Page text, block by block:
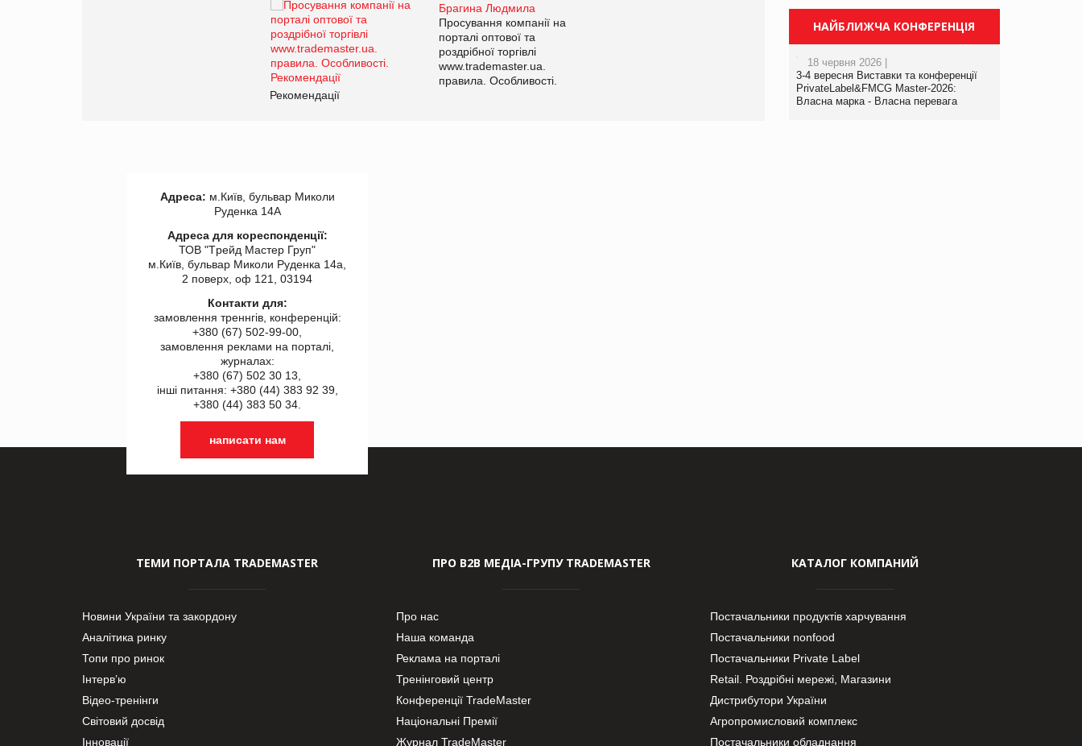
Брагина Людмила
Просування компанії на
порталі оптової та
роздрібної торгівлі
www.trademaster.ua.
правила. Особливості.
Рекомендації
Брагина Людмила
Просування компанії на
www.trademaster.ua.
правила. Особливості.
НАЙБЛИЖЧА КОНФЕРЕНЦІЯ
18 червня 2026 |
3-4 вересня Виставки та конференції
PrivateLabel&FMCG Master-2026:
Власна марка - Власна перевага
Адреса: м.Київ, бульвар Миколи
Руденка 14А
Адреса для кореспонденції:
ТОВ "Tрейд Мастер Груп"
м.Київ, бульвар Миколи Руденка 14а,
2 поверх, оф 121, 03194
Контакти для:
замовлення треннгів, конференцій:
+380 (67) 502-99-00,
замовлення реклами на порталі,
журналах:
+380 (67) 502 30 13,
інші питання: +380 (44) 383 92 39,
+380 (44) 383 50 34.
написати нам
ТЕМИ ПОРТАЛА TRADEMASTER
Новини України та закордону
Аналітика ринку
Топи про ринок
Інтерв’ю
Відео-тренінги
Світовий досвід
Інновації
ПРО В2В МЕДІА-ГРУПУ TRADEMASTER
Про нас
Наша команда
Реклама на порталі
Тренінговий центр
Конференції TradeMaster
Національні Премії
Журнал TradeMaster
КАТАЛОГ КОМПАНИЙ
Постачальники продуктів харчування
Постачальники nonfood
Постачальники Private Label
Retail. Роздрібні мережі, Магазини
Дистрибутори України
Агропромисловий комплекс
Постачальники обладнання